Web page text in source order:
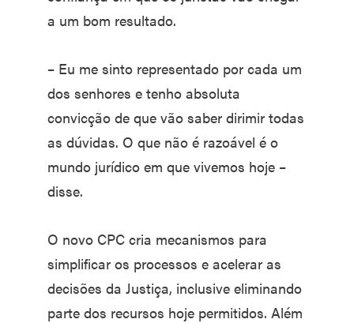
a um bom resultado.
– Eu me sinto representado por cada um
dos senhores e tenho absoluta
convicção de que vão saber dirimir todas
as dúvidas. O que não é razoável é o
mundo jurídico em que vivemos hoje –
disse.
O novo CPC cria mecanismos para
simplificar os processos e acelerar as
decisões da Justiça, inclusive eliminando
parte dos recursos hoje permitidos. Além